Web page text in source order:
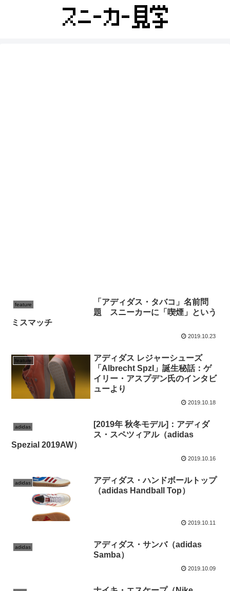
feature
「アディダス・タバコ」名前問
題 スニーカーに「喫煙」という
ミスマッチ
2019.10.23
feature
アディダス レジャーシューズ
「Albrecht Spzl」誕生秘話：ゲ
イリー・アスプデン氏のインタビ
ューより
2019.10.18
adidas
[2019年 秋冬モデル]：アディダ
ス・スペツィアル（adidas
Spezial 2019AW）
2019.10.16
adidas
アディダス・ハンドボールトップ
（adidas Handball Top）
2019.10.11
adidas
アディダス・サンバ（adidas
Samba）
2019.10.09